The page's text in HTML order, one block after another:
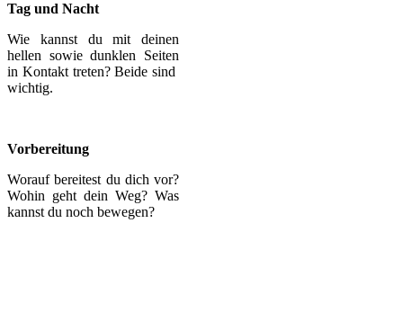
Tag und Nacht
Wie kannst du mit deinen
hellen sowie dunklen Seiten
in Kontakt treten? Beide sind
wichtig.
Vorbereitung
Worauf bereitest du dich vor?
Wohin geht dein Weg? Was
kannst du noch bewegen?